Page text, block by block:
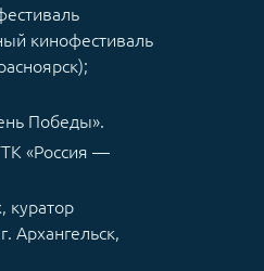
кинофестиваль
Победы».
«Россия —
куратор
Архангельск,